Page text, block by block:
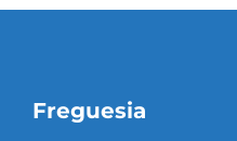
Freguesia